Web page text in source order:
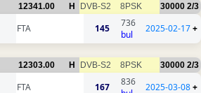
12341.00 H DVB-S2 8PSK 30000 2/3
FTA 145
736
bul
2025-02-17+
12303.00 H DVB-S2 8PSK 30000 2/3
FTA 167
836
2025-03-08+